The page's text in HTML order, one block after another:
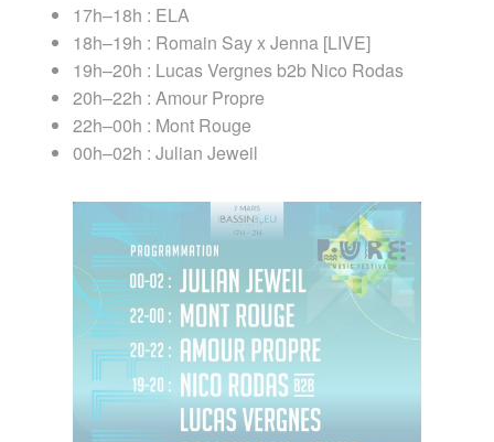
17h–18h : ELA
18h–19h : Romain Say x Jenna [LIVE]
19h–20h : Lucas Vergnes b2b Nico Rodas
20h–22h : Amour Propre
22h–00h : Mont Rouge
00h–02h : Julian Jeweil